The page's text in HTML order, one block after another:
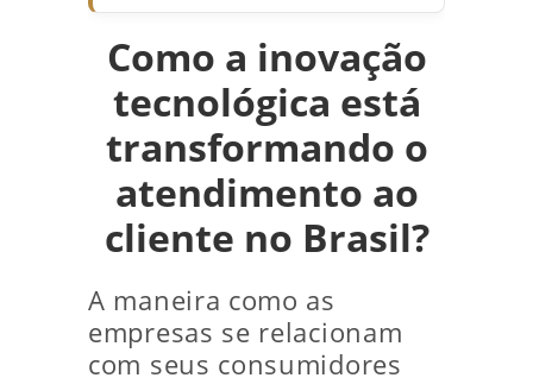
Como a inovação
tecnológica está
transformando o
atendimento ao
cliente no Brasil?
A maneira como as
empresas se relacionam
com seus consumidores